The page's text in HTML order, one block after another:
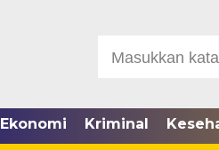
Ekonomi Kriminal